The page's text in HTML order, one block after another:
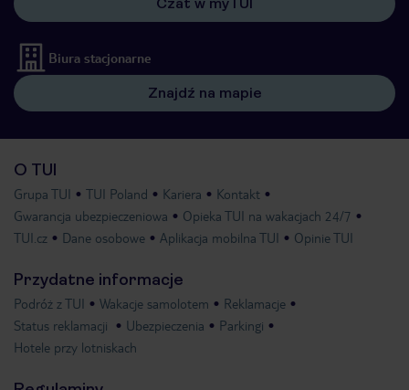
Biura stacjonarne
Znajdź na mapie
O TUI
Grupa TUI TUI Poland Kariera
Kontakt
Gwarancja ubezpieczeniowa
Opieka TUI na wakacjach 24/7
TUI.cz
Dane osobowe Aplikacja mobilna TUI Opinie TUI
Przydatne informacje
Podróż z TUI Wakacje samolotem
Reklamacje
Status reklamacji
Ubezpieczenia
Parkingi
Hotele przy lotniskach